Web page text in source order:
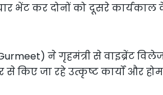
भेंट कर दोनों को दूसरे
ने गृहमंत्री से वाइब्रेंट
किए जा रहे उत्कृष्ट कार्यों और